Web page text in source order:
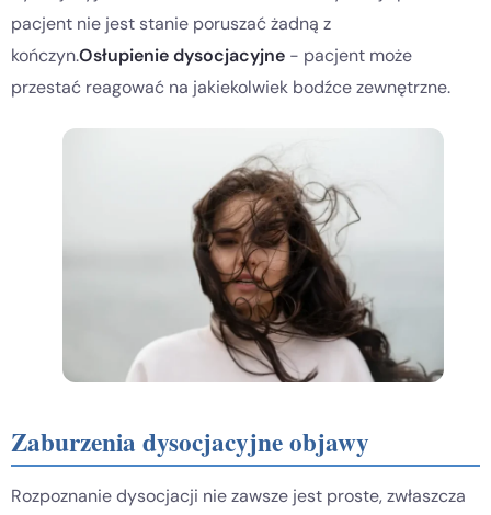
pacjent nie jest stanie poruszać żadną z
kończyn.Osłupienie dysocjacyjne - pacjent może
przestać reagować na jakiekolwiek bodźce zewnętrzne.
Zaburzenia dysocjacyjne objawy
Rozpoznanie dysocjacji nie zawsze jest proste, zwłaszcza